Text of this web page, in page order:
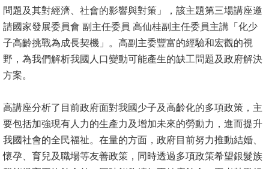
研
究
消
息
公
告
問題及其對經濟、社會的影響與對策」，該主題第三場講座邀
請國家發展委員會 副主任委員 高仙桂副主任委員主講「化少
子高齡挑戰為成長契機」。高副主委豐富的經驗和宏觀的視
野，為我們解析我國人口變動可能產生的缺工問題及政府解決
方案。
高講座分析了目前政府面對我國少子及高齡化的多項政策，主
要包括加強現有人力的生產力及增加未來的勞動力，進而提升
我國社會的全民福祉。在量的方面，政府目前努力推動結婚、
懷孕、育兒及職場等友善政策，同時透過多項政策希望銀髮族